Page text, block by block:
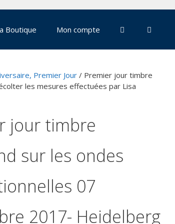
Boutique Mon compte
Premier Jour / Premier jour timbre
les mesures effectuées par Lisa
jour timbre
sur les ondes
07
2017- Heidelberg